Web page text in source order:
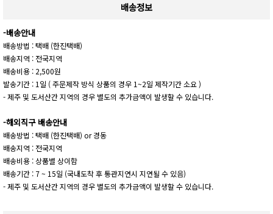
배송정보
-배송안내
배송방법 : 택배 (한진택배)
배송지역 : 전국지역
배송비용 : 2,500원
발송기간 : 1일 ( 주문제작 방식 상품의 경우 1~2일 제작기간 소요 )
- 제주 및 도서산간 지역의 경우 별도의 추가금액이 발생할 수 있습니다.
-해외직구 배송안내
배송방법 : 택배 (한진택배) or 경동
배송지역 : 전국지역
배송비용 : 상품별 상이함
배송기간 : 7 ~ 15일 (국내도착 후 통관지연시 지연될 수 있음)
- 제주 및 도서산간 지역의 경우 별도의 추가금액이 발생할 수 있습니다.